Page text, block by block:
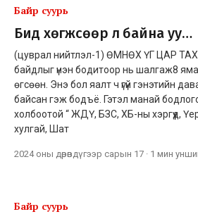
Байр суурь
Бид хөгжсөөр л байна уу…
(цуврал нийтлэл-1) ӨМНӨХ ҮГ ЦАР
байдлыг үнэн бодитоор нь шалгаж8
өгсөөн. Энэ бол яалт ч үгүй гэнэтийн
байсан гэж бодъё. Гэтэл манай
холбоотой “ ЖДҮ, БЗС, ХБ-ны хэргүүд, Үер
хулгай, Шат
2024 оны дөрөвдүгээр сарын 17 · 1 мин
Байр суурь